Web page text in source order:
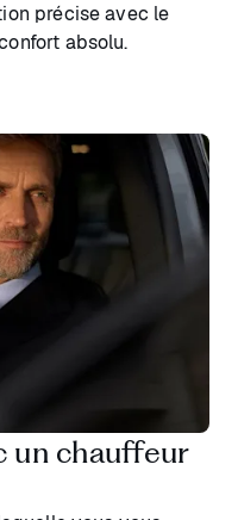
précise avec le
absolu.
un chauffeur